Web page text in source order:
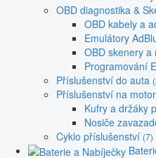
OBD diagnostika &
OBD kabely a
Emulátory
OBD skenery a
Programování
Příslušenství do auta
Příslušenství na
Kufry a držáky
Nosiče
Cyklo příslušenství (7)